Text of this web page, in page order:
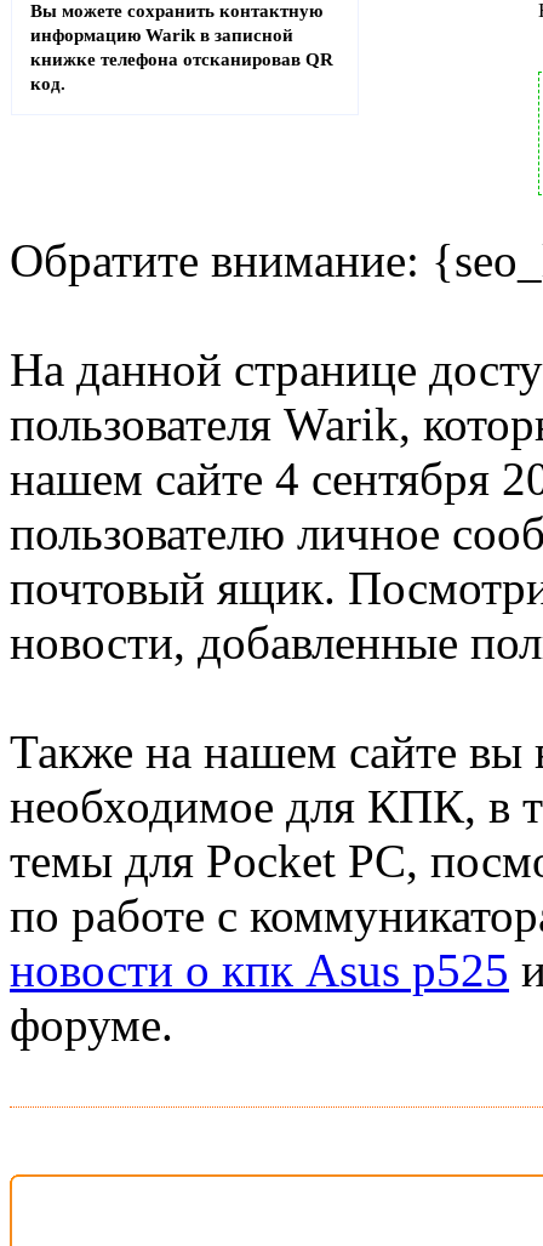
Вы можете сохранить контактную
информацию Warik в записной
книжке телефона отсканировав QR
код.
Обратите внимание:
На данной странице
пользователя Warik,
нашем сайте 4 сентября
пользователю личное
почтовый ящик.
новости, добавленные
Также на нашем сайте вы
необходимое для КПК, в
темы для Pocket PC,
по работе с
новости о кпк Asus p525
форуме.